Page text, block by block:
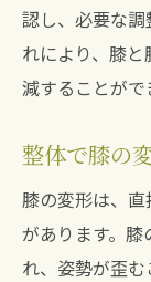
認し、必要な
れにより、膝
減することがで
整体で膝の
膝の変形は、
があります。
れ、姿勢が歪